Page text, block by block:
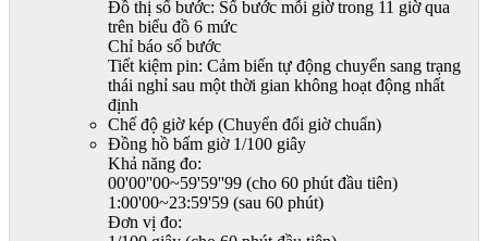
Đồ thị số bước: Số bước mỗi giờ trong 11 giờ qua
trên biểu đồ 6 mức
Chỉ báo số bước
Tiết kiệm pin: Cảm biến tự động chuyển sang trạng
thái nghỉ sau một thời gian không hoạt động nhất
định
Chế độ giờ kép (Chuyển đổi giờ chuẩn)
Đồng hồ bấm giờ 1/100 giây
Khả năng đo:
00'00''00~59'59''99 (cho 60 phút đầu tiên)
1:00'00~23:59'59 (sau 60 phút)
Đơn vị đo: